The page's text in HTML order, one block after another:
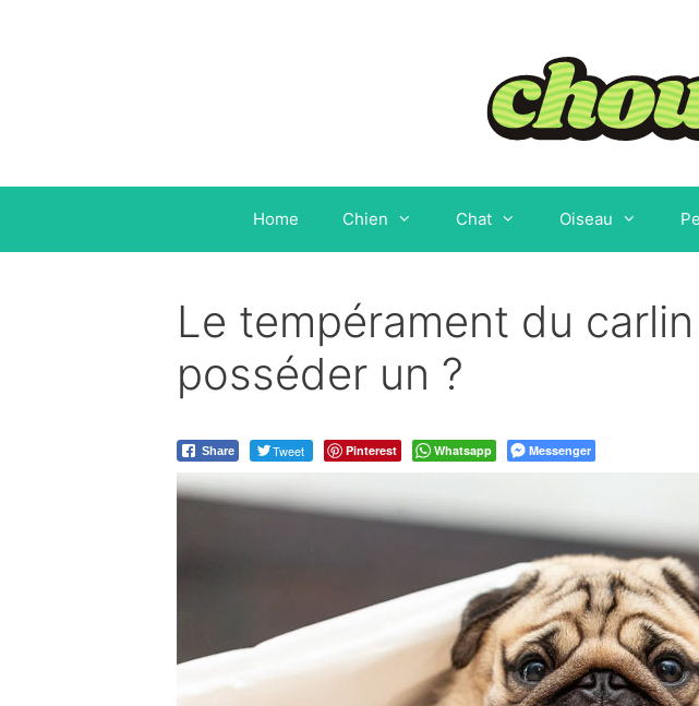
Home Chien Chat Oiseau
Le tempérament du carlin
posséder un ?
Share Tweet Pinterest Whatsapp Messenger